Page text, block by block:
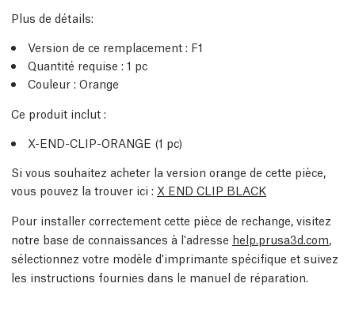
Plus de détails:
Version de ce remplacement : F1
Quantité requise : 1 pc
Couleur : Orange
Ce produit inclut :
X-END-CLIP-ORANGE (1 pc)
Si vous souhaitez acheter la version orange de cette pièce,
vous pouvez la trouver ici : X END CLIP BLACK
Pour installer correctement cette pièce de rechange, visitez
notre base de connaissances à l'adresse help.prusa3d.com,
sélectionnez votre modèle d'imprimante spécifique et suivez
les instructions fournies dans le manuel de réparation.